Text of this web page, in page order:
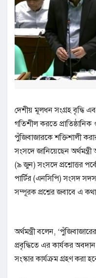
দেশীয় মূলধন সংগ্রহ বৃদ্ধি
গতিশীল করতে প্রাতিষ্ঠানিক
পুঁজিবাজারকে শক্তিশালী
সংসদে জানিয়েছেন
(৯ জুন) সংসদে প্রশ্নোত্তর
পার্টির (এনসিপি) সংসদ
সম্পূরক প্রশ্নের জবাবে এ
অর্থমন্ত্রী বলেন,
প্রবৃদ্ধিতে এর কার্যকর
সংস্কার কার্যক্রম গ্রহণ করা